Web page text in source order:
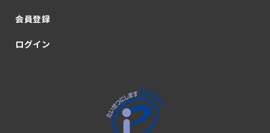
会員登録
ログイン